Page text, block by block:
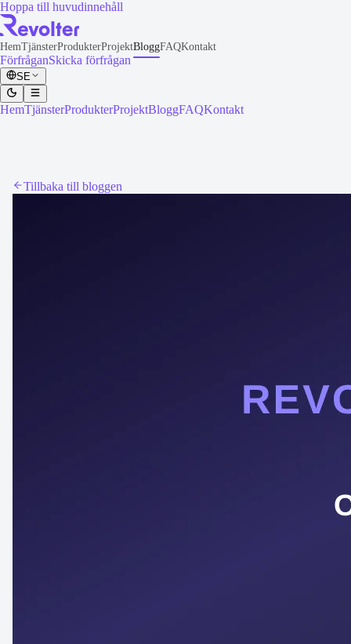
Hoppa till huvudinnehåll
HemTjänsterProdukterProjektBloggFAQKontakt
FörfråganSkicka förfrågan
SE
HemTjänsterProdukterProjektBloggFAQKontakt
Tillbaka till bloggen